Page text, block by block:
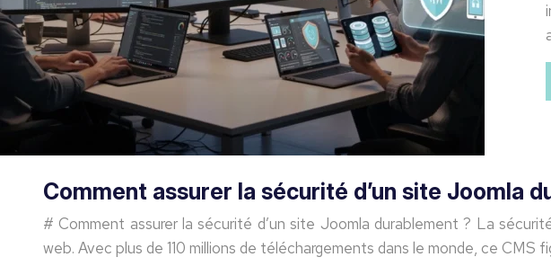
Comment assurer la sécurité d’un site Joomla
# Comment assurer la sécurité d’un site Joomla durablement ? La
web. Avec plus de 110 millions de téléchargements dans le monde, ce CMS